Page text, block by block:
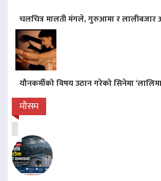
चलचित्र मालती मंगले, गुरुआमा र लालीबजार
यौनकर्मीको विषय उठान गरेको सिनेमा
मौसम